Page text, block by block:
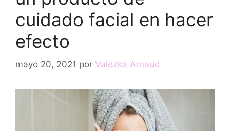
cuidado facial en hacer
efecto
mayo 20, 2021 por Valezka Arnaud